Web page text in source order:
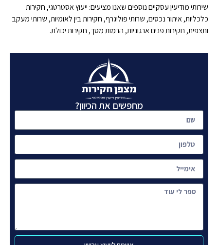
שירותי מודיעין עסקיים נוספים שאנו מציעים: ייעוץ אסטרטגי, חקירות
כלכליות, איתור נכסים, שרותי פוליגרף, חקירות בין לאומיות, שרותי מעקב
ותצפית, חקירות פנים ארגוניות, הרמות מסך, חקירות יכולת.
מחפשים את הכיוון?